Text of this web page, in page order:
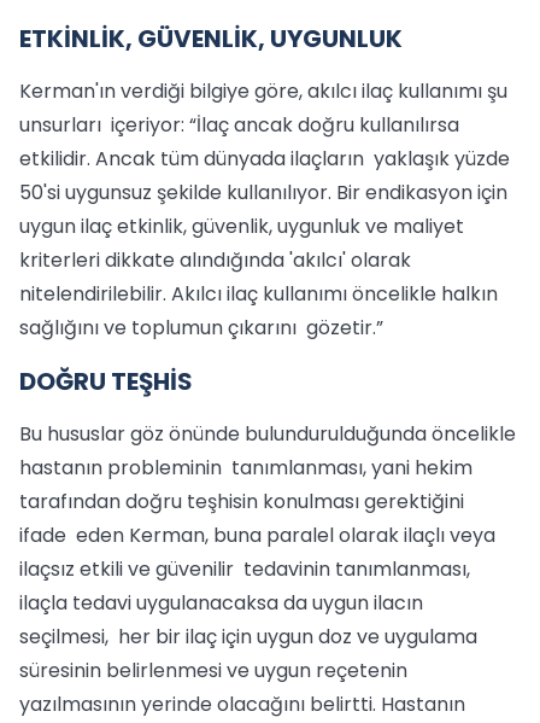
ETKİNLİK, GÜVENLİK, UYGUNLUK
Kerman'ın verdiği bilgiye göre, akılcı ilaç kullanımı şu
unsurları içeriyor: “İlaç ancak doğru kullanılırsa
etkilidir. Ancak tüm dünyada ilaçların yaklaşık yüzde
50'si uygunsuz şekilde kullanılıyor. Bir endikasyon için
uygun ilaç etkinlik, güvenlik, uygunluk ve maliyet
kriterleri dikkate alındığında 'akılcı' olarak
nitelendirilebilir. Akılcı ilaç kullanımı öncelikle halkın
sağlığını ve toplumun çıkarını gözetir.”
DOĞRU TEŞHİS
Bu hususlar göz önünde bulundurulduğunda öncelikle
hastanın probleminin tanımlanması, yani hekim
tarafından doğru teşhisin konulması gerektiğini
ifade eden Kerman, buna paralel olarak ilaçlı veya
ilaçsız etkili ve güvenilir tedavinin tanımlanması,
ilaçla tedavi uygulanacaksa da uygun ilacın
seçilmesi, her bir ilaç için uygun doz ve uygulama
süresinin belirlenmesi ve uygun reçetenin
yazılmasının yerinde olacağını belirtti. Hastanın